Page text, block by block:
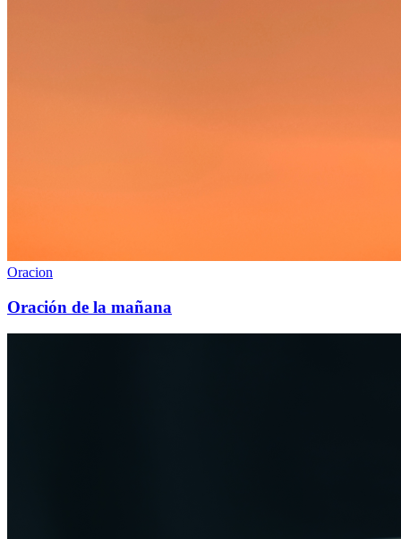
Oracion
Oración de la mañana